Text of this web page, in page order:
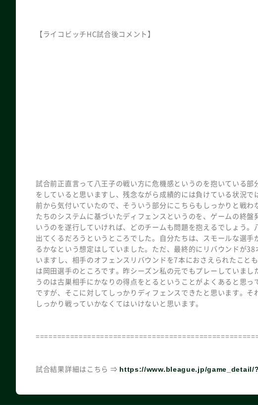
【ライコビッチHC試合後コメント】
試合前正直言って八王子の戦い方に危機感というのを抱いている
をしていると思いますし、残念ながら成績的には負けている状況
前から気付いていたので、そういう部分にこちらもしっかりと戦
たちのシステムに基づいたディフェンスというのを、ゲームの終
いうのを遂行していければ、どのチームも問題を抱えるでしょう
出てくるだろうというところでした。自分たちは、スモールな選
るかなという想定はしていました。ただ、最終的にリバウンドが
いますし、相手のオフェンスリバウンドを7本におさえられたこと
は岡田選手のところです。昨シーズン私の元でもプレーしていま
うのは古巣相手にかなりの得点をとるということがよくあると思
ですが、そこに対してしっかりディフェンスできたと思います。
しっかり戦っていかなくてはいけないと思います。
試合結果詳細はこちら ⇒ https://www.bleague.jp/game_detail/